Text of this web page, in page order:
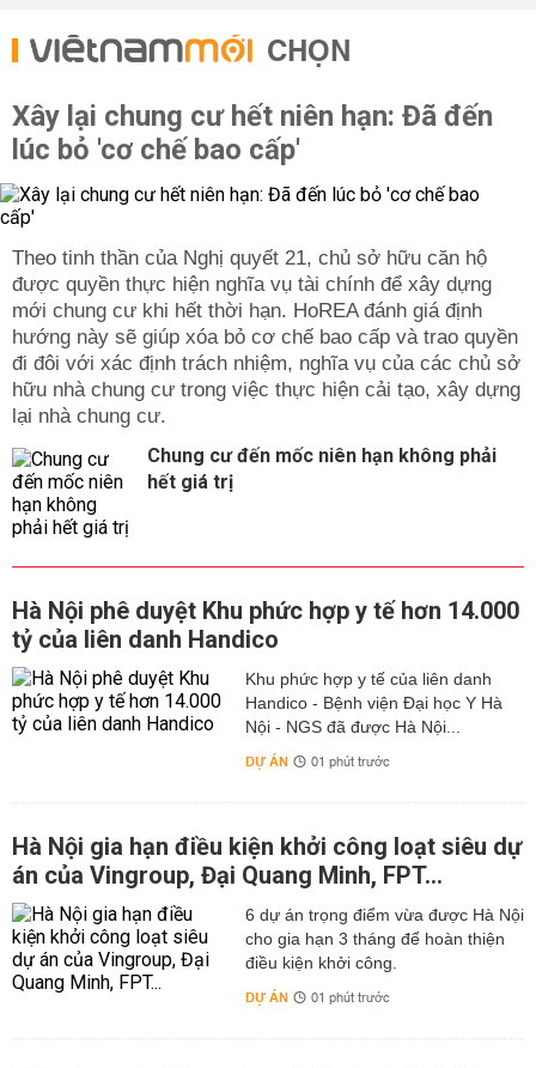
CHỌN
Xây lại chung cư hết niên hạn: Đã đến
lúc bỏ 'cơ chế bao cấp'
Theo tinh thần của Nghị quyết 21, chủ sở hữu căn hộ
được quyền thực hiện nghĩa vụ tài chính để xây dựng
mới chung cư khi hết thời hạn. HoREA đánh giá định
hướng này sẽ giúp xóa bỏ cơ chế bao cấp và trao quyền
đi đôi với xác định trách nhiệm, nghĩa vụ của các chủ sở
hữu nhà chung cư trong việc thực hiện cải tạo, xây dựng
lại nhà chung cư.
Chung cư đến mốc niên hạn không phải
hết giá trị
Hà Nội phê duyệt Khu phức hợp y tế hơn 14.000
tỷ của liên danh Handico
Khu phức hợp y tế của liên danh
Handico - Bệnh viện Đại học Y Hà
Nội - NGS đã được Hà Nội...
DỰ ÁN 01 phút trước
Hà Nội gia hạn điều kiện khởi công loạt siêu dự
án của Vingroup, Đại Quang Minh, FPT...
6 dự án trọng điểm vừa được Hà Nội
cho gia hạn 3 tháng để hoàn thiện
điều kiện khởi công.
DỰ ÁN 01 phút trước